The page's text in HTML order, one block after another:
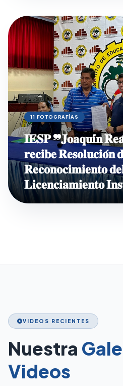
11 FOTOGRAFÍAS
𝐈𝐄𝐒𝐏 ❞𝐉𝐨𝐚𝐪𝐮𝐢́𝐧
𝐫𝐞𝐜𝐢𝐛𝐞 𝐑𝐞𝐬𝐨𝐥𝐮𝐜𝐢𝐨́𝐧
𝐑𝐞𝐜𝐨𝐧𝐨𝐜𝐢𝐦𝐢𝐞𝐧𝐭𝐨
𝐋𝐢𝐜𝐞𝐧𝐜𝐢𝐚𝐦𝐢𝐞𝐧𝐭𝐨
play_circleVIDEOS RECIENTES
Nuestra
Videos